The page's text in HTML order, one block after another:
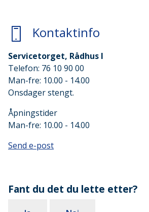
Kontaktinfo
Servicetorget, Rådhus I
Telefon: 76 10 90 00
Man-fre: 10.00 - 14.00
Onsdager stengt.
Åpningstider
Man-fre: 10.00 - 14.00
Send e-post
Fant du det du lette etter?